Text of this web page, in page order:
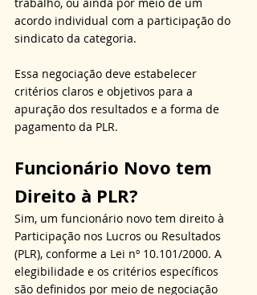
trabalho, ou ainda por meio de um
acordo individual com a participação do
sindicato da categoria.
Essa negociação deve estabelecer
critérios claros e objetivos para a
apuração dos resultados e a forma de
pagamento da PLR.
Funcionário Novo tem
Direito à PLR?
Sim, um funcionário novo tem direito à
Participação nos Lucros ou Resultados
(PLR), conforme a Lei nº 10.101/2000. A
elegibilidade e os critérios específicos
são definidos por meio de negociação